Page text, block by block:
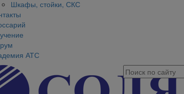
Шкафы, стойки, СКС
АТС